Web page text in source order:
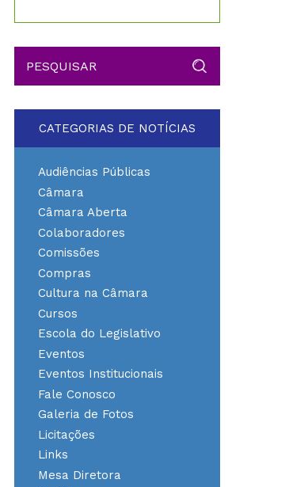
CATEGORIAS DE NOTÍCIAS
Audiências Públicas
Câmara
Câmara Aberta
Colaboradores
Comissões
Compras
Cultura na Câmara
Cursos
Escola do Legislativo
Eventos
Eventos Institucionais
Fale Conosco
Galeria de Fotos
Licitações
Links
Mesa Diretora